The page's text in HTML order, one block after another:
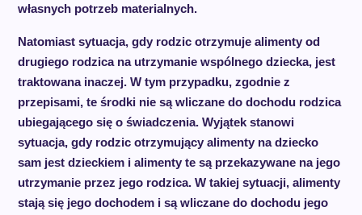
własnych potrzeb materialnych.
Natomiast sytuacja, gdy rodzic otrzymuje alimenty od
drugiego rodzica na utrzymanie wspólnego dziecka, jest
traktowana inaczej. W tym przypadku, zgodnie z
przepisami, te środki nie są wliczane do dochodu rodzica
ubiegającego się o świadczenia. Wyjątek stanowi
sytuacja, gdy rodzic otrzymujący alimenty na dziecko
sam jest dzieckiem i alimenty te są przekazywane na jego
utrzymanie przez jego rodzica. W takiej sytuacji, alimenty
stają się jego dochodem i są wliczane do dochodu jego